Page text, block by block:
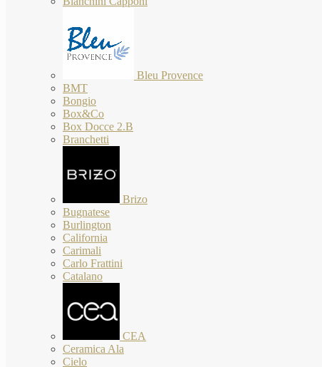
Bleu Provence
BMT
Bongio
Box&Co
Box Docce 2.B
Branchetti
Brizo
Bugnatese
Burlington
California
Carimali
Carlo Frattini
Catalano
CEA
Ceramica Ala
Cielo